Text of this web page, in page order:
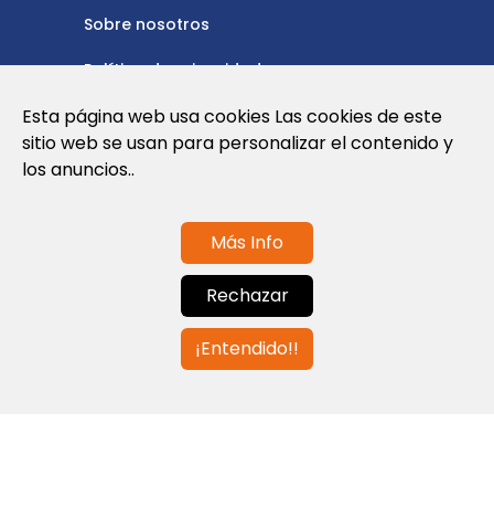
Sobre nosotros
Política de privacidad
Política de cookies
Nota Legal y Condiciones de Uso de la
Contáctanos
info@globalagents.net
Esta página web usa cookies Las cookies de este
sitio web se usan para personalizar el contenido y
los anuncios..
Más Info
Rechazar
¡Entendido!!